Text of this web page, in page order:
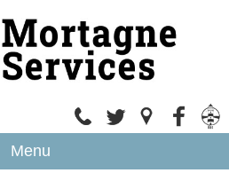
Menu